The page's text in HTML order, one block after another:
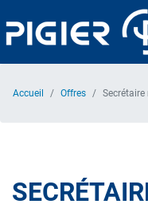
au
contenu
Accueil Offres